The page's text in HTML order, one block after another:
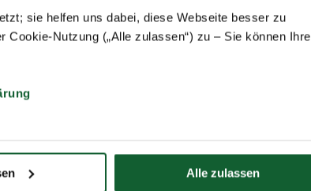
sie helfen uns dabei, diese Webseite besser zu
Nutzung („Alle zulassen“) zu – Sie können Ihre
Alle zulassen